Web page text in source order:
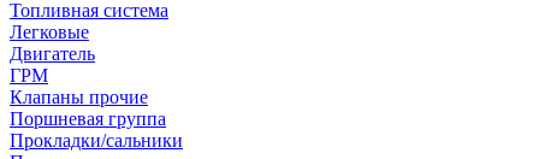
Топливная система
Легковые
Двигатель
ГРМ
Клапаны прочие
Поршневая группа
Прокладки/сальники